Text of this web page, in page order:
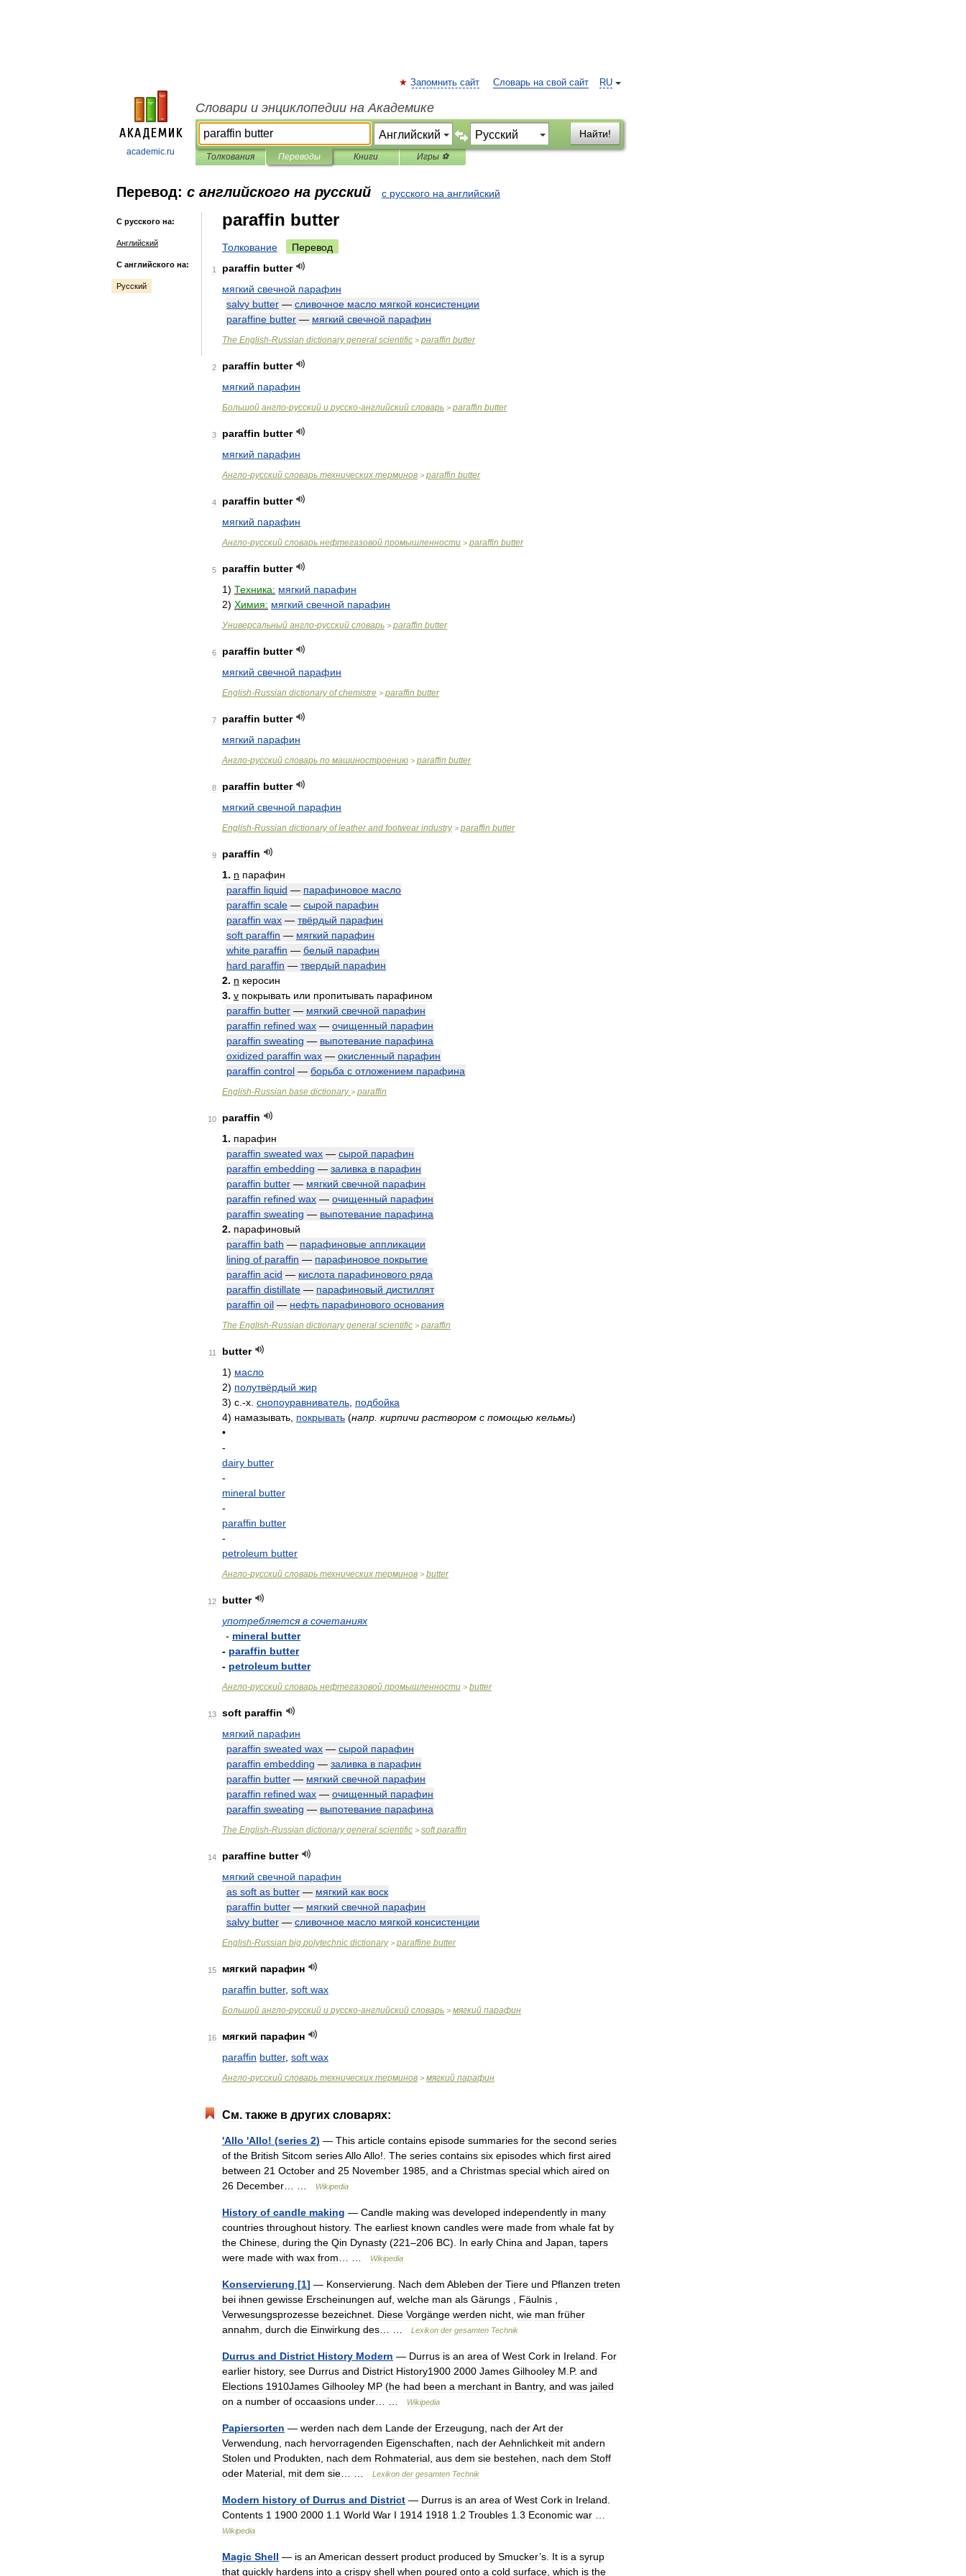
academic.ru
RU
Запомнить сайт Словарь на свой сайт
Словари и энциклопедии на Академике
Найти!
Толкования Переводы Книги Игры ⚽
Перевод: с английского на русский с русского на английский
С русского на:
Английский
С английского на:
Русский
paraffin butter
Толкование Перевод
1 paraffin butter
мягкий свечной парафин
salvy butter — сливочное масло мягкой консистенции
paraffine butter — мягкий свечной парафин
The English-Russian dictionary general scientific > paraffin butter
2 paraffin butter
мягкий парафин
Большой англо-русский и русско-английский словарь > paraffin butter
3 paraffin butter
мягкий парафин
Англо-русский словарь технических терминов > paraffin butter
4 paraffin butter
мягкий парафин
Англо-русский словарь нефтегазовой промышленности > paraffin butter
5 paraffin butter
1) Техника: мягкий парафин
2) Химия: мягкий свечной парафин
Универсальный англо-русский словарь > paraffin butter
6 paraffin butter
мягкий свечной парафин
English-Russian dictionary of chemistre > paraffin butter
7 paraffin butter
мягкий парафин
Англо-русский словарь по машиностроению > paraffin butter
8 paraffin butter
мягкий свечной парафин
English-Russian dictionary of leather and footwear industry> paraffin butter
9
paraffin
1. n парафин
paraffin liquid — парафиновое масло
paraffin scale — сырой парафин
paraffin wax — твёрдый парафин
soft paraffin — мягкий парафин
white paraffin — белый парафин
hard paraffin — твердый парафин
2. n керосин
3. v покрывать или пропитывать парафином
paraffin butter — мягкий свечной парафин
paraffin refined wax — очищенный парафин
paraffin sweating — выпотевание парафина
oxidized paraffin wax — окисленный парафин
paraffin control — борьба с отложением парафина
English-Russian base dictionary > paraffin
10
paraffin
1. парафин
paraffin sweated wax — сырой парафин
paraffin embedding — заливка в парафин
paraffin butter — мягкий свечной парафин
paraffin refined wax — очищенный парафин
paraffin sweating — выпотевание парафина
2. парафиновый
paraffin bath — парафиновые аппликации
lining of paraffin — парафиновое покрытие
paraffin acid — кислота парафинового ряда
paraffin distillate — парафиновый дистиллят
paraffin oil — нефть парафинового основания
The English-Russian dictionary general scientific > paraffin
11
butter
1) масло
2) полутвёрдый жир
3) с .-х снопоуравниватель подбойка
4) намазывать покрывать (напр кирпичи раствором с помощью кельмы)
•
-
dairy butter
-
mineral butter
-
paraffin butter
-
petroleum butter
Англо-русский словарь технических терминов > butter
12
butter
употребляется в сочетаниях
- mineral butter
- paraffin butter
- petroleum butter
Англо-русский словарь нефтегазовой промышленности > butter
13 soft paraffin
мягкий парафин
paraffin sweated wax — сырой парафин
paraffin embedding — заливка в парафин
paraffin butter — мягкий свечной парафин
paraffin refined wax — очищенный парафин
paraffin sweating — выпотевание парафина
The English-Russian dictionary general scientific > soft paraffin
14 paraffine butter
мягкий свечной парафин
as soft as butter — мягкий как воск
paraffin butter — мягкий свечной парафин
salvy butter — сливочное масло мягкой консистенции
English-Russian big polytechnic dictionary> paraffine butter
15 мягкий парафин
paraffin butter, soft wax
Большой англо-русский и русско-английский словарь > мягкий парафин
16 мягкий парафин
paraffin butter, soft wax
Англо-русский словарь технических терминов > мягкий парафин
См. также в других словарях:
'Allo 'Allo! (series 2) — This article contains episode summaries for the second series
of the British Sitcom seriesAlloAllo!. The series contains six episodes which first aired
between 21 October and 25 November 1985 and a Christmas special which aired on
26 December Wikipedia
History of candle making — Candle making was developed independently in many
countries throughout history. The earliest known candles were made from whale fat by
the Chinese during the Qin Dynasty (221–206 BC). In early China and Japan tapers
were made with wax from Wikipedia
Konservierung [1] — Konservierung Nach dem Ableben der Tiere und Pflanzen treten
bei ihnen gewisse Erscheinungen auf welche man als Gärungs Fäulnis
Verwesungsprozesse bezeichnet Diese Vorgänge werden nicht wie man früher
annahm durch die Einwirkung des Lexikon der gesamten Technik
Durrus and District History Modern — Durrus is an area of West Cork in Ireland
For
earlier history, see Durrus and District History1900 2000 James Gilhooley M P. and
Elections 1910James Gilhooley MP (he had been a merchant in Bantry, and was jailed
on a number of occaasions under Wikipedia
Papiersorten — werden nach dem Lande der Erzeugung nach derArt der
Verwendung
nach hervorragenden Eigenschaften nach derAehnlichkeit mit andern
Stolen und Produkten nach dem Rohmaterial aus dem sie bestehen nach dem Stoff
oder Material mit dem sie Lexikon der gesamten Technik
Modern history of Durrus and District — Durrus is an area of West Cork in Ireland
Contents 1 1900 2000 1 1 World War I 1914 1918 1 2 Troubles 1 3 Economic war
Wikipedia
Magic Shell — is an American dessert product produced by Smucker’s It is a syrup
that quickly hardens into a crispy shell when poured onto a cold surface which is the